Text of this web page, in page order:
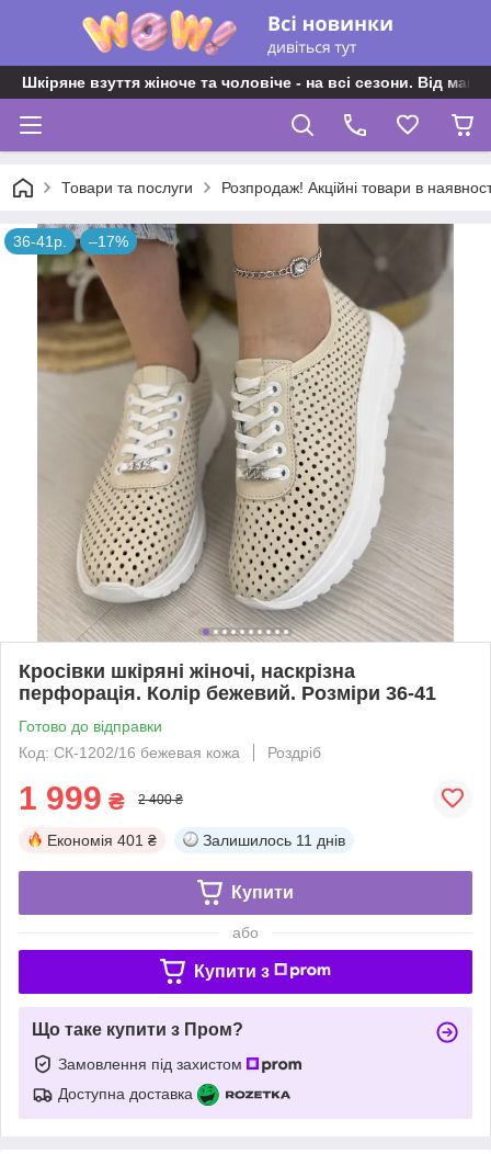
Шкіряне взуття жіноче та чоловіче - на всі сезони. Від
Товари та послуги Розпродаж! Акційні товари в
36-41р. –17%
Кросівки шкіряні жіночі, наскрізна
перфорація. Колір бежевий. Розміри 36-41
Готово до відправки
Код: СК-1202/16 бежевая кожа
Роздріб
1 999 ₴ 2 400 ₴
Економія 401 ₴ Залишилось 11 днів
Купити
або
Купити з
Що таке купити з Пром?
Замовлення під захистом
Доступна доставка